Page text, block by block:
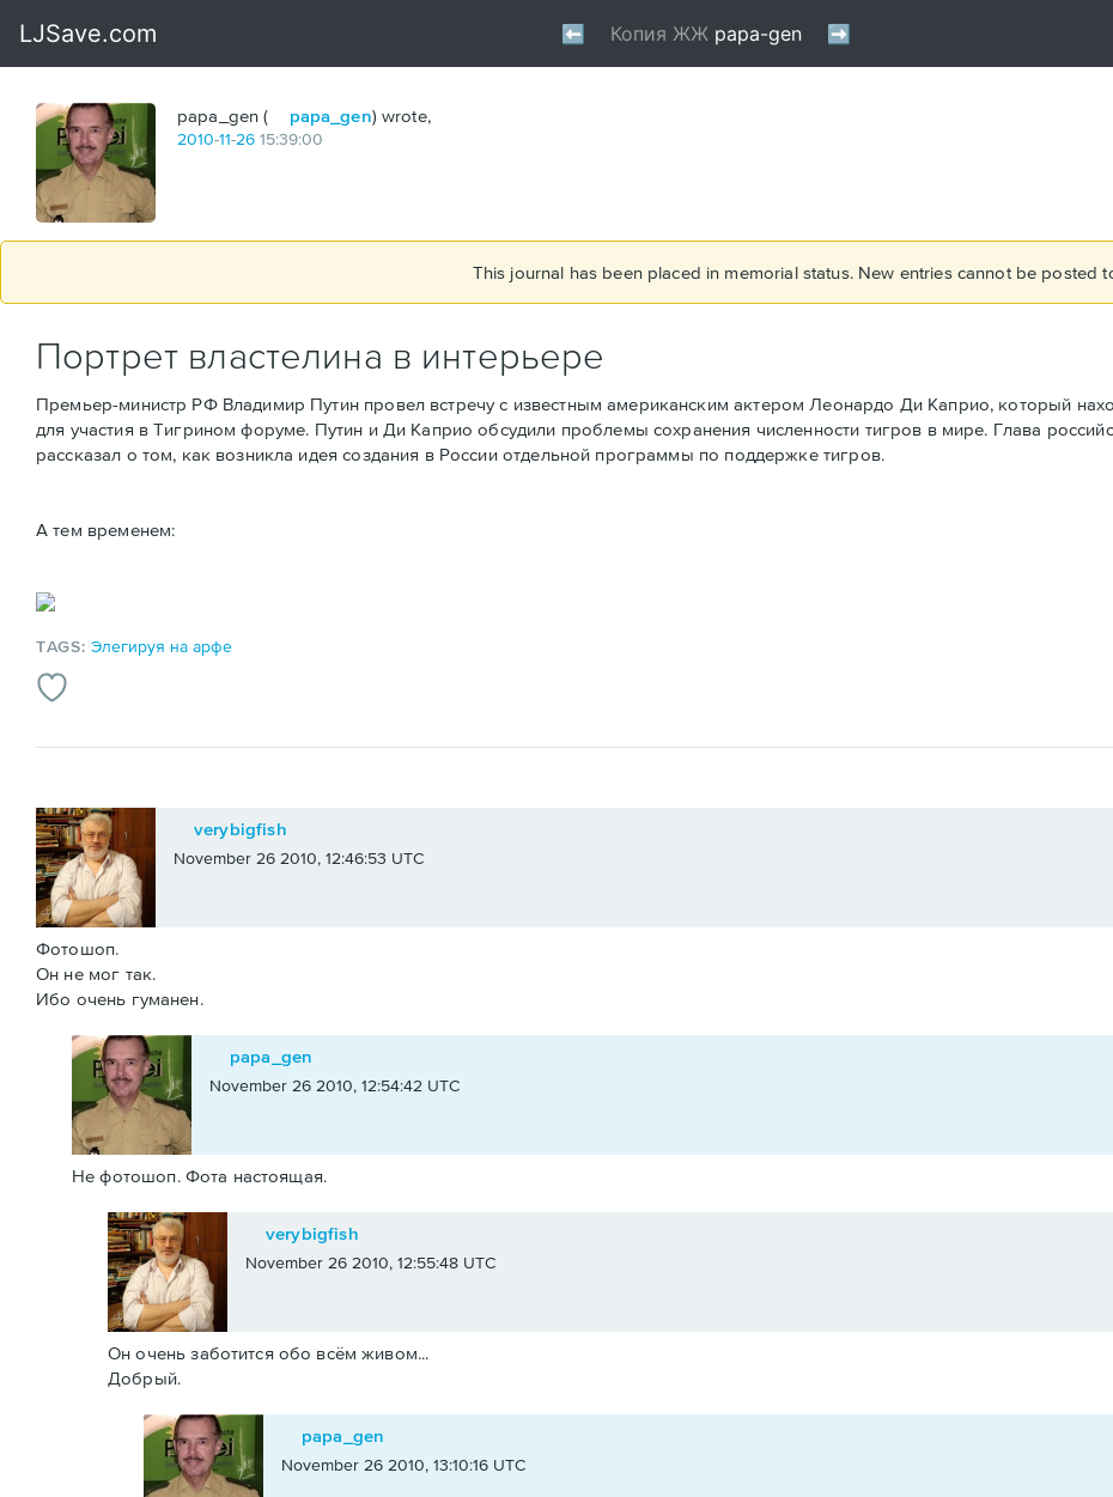
papa_gen ( papa_gen) wrote,
2010-11-26 15:39:00
This journal has been placed in memorial status. New entries cannot be posted
Портрет властелина в интерьере
Премьер-министр РФ Владимир Путин провел встречу с известным американским актером Леонардо Ди Каприо, который
для участия в Тигрином форуме. Путин и Ди Каприо обсудили проблемы сохранения численности тигров в мире. Глава
рассказал о том, как возникла идея создания в России отдельной программы по поддержке тигров.
А тем временем:
TAGS:Элегируя на арфе
verybigfish
November 26 2010, 12:46:53 UTC
Фотошоп.
Он не мог так.
Ибо очень гуманен.
papa_gen
November 26 2010, 12:54:42 UTC
Не фотошоп. Фота настоящая.
verybigfish
November 26 2010, 12:55:48 UTC
Он очень заботится обо всём живом...
Добрый.
papa_gen
November 26 2010, 13:10:16 UTC